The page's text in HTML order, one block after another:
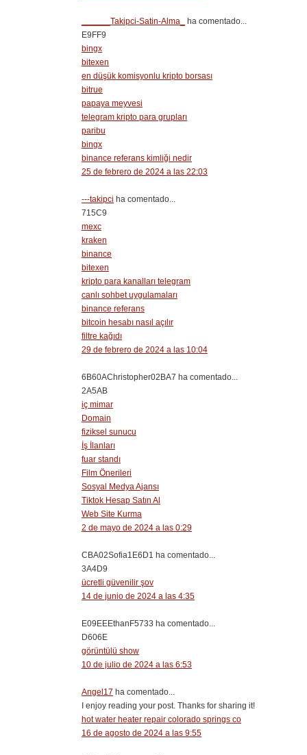
______Takipci-Satin-Alma_
ha comentado...
E9FF9
bingx
bitexen
en düşük komisyonlu kripto borsası
bitrue
papaya meyvesi
telegram kripto para grupları
paribu
bingx
binance referans kimliği nedir
25 de febrero de 2024 a las 22:03
---takipci ha comentado...
715C9
mexc
kraken
binance
bitexen
kripto para kanalları telegram
canlı sohbet uygulamaları
binance referans
bitcoin hesabı nasıl açılır
filtre kağıdı
29 de febrero de 2024 a las 10:04
6B60AChristopher02BA7 ha comentado...
2A5AB
iç mimar
Domain
fiziksel sunucu
İş İlanları
fuar standı
Film Önerileri
Sosyal Medya Ajansı
Tiktok Hesap Satın Al
Web Site Kurma
2 de mayo de 2024 a las 0:29
CBA02Sofia1E6D1 ha comentado...
3A4D9
ücretli güvenilir şov
14 de junio de 2024 a las 4:35
E09EEEthanF5733 ha comentado...
D606E
görüntülü show
10 de julio de 2024 a las 6:53
Angel17 ha comentado...
I enjoy reading your post. Thanks for sharing it!
hot water heater repair colorado springs co
16 de agosto de 2024 a las 9:55